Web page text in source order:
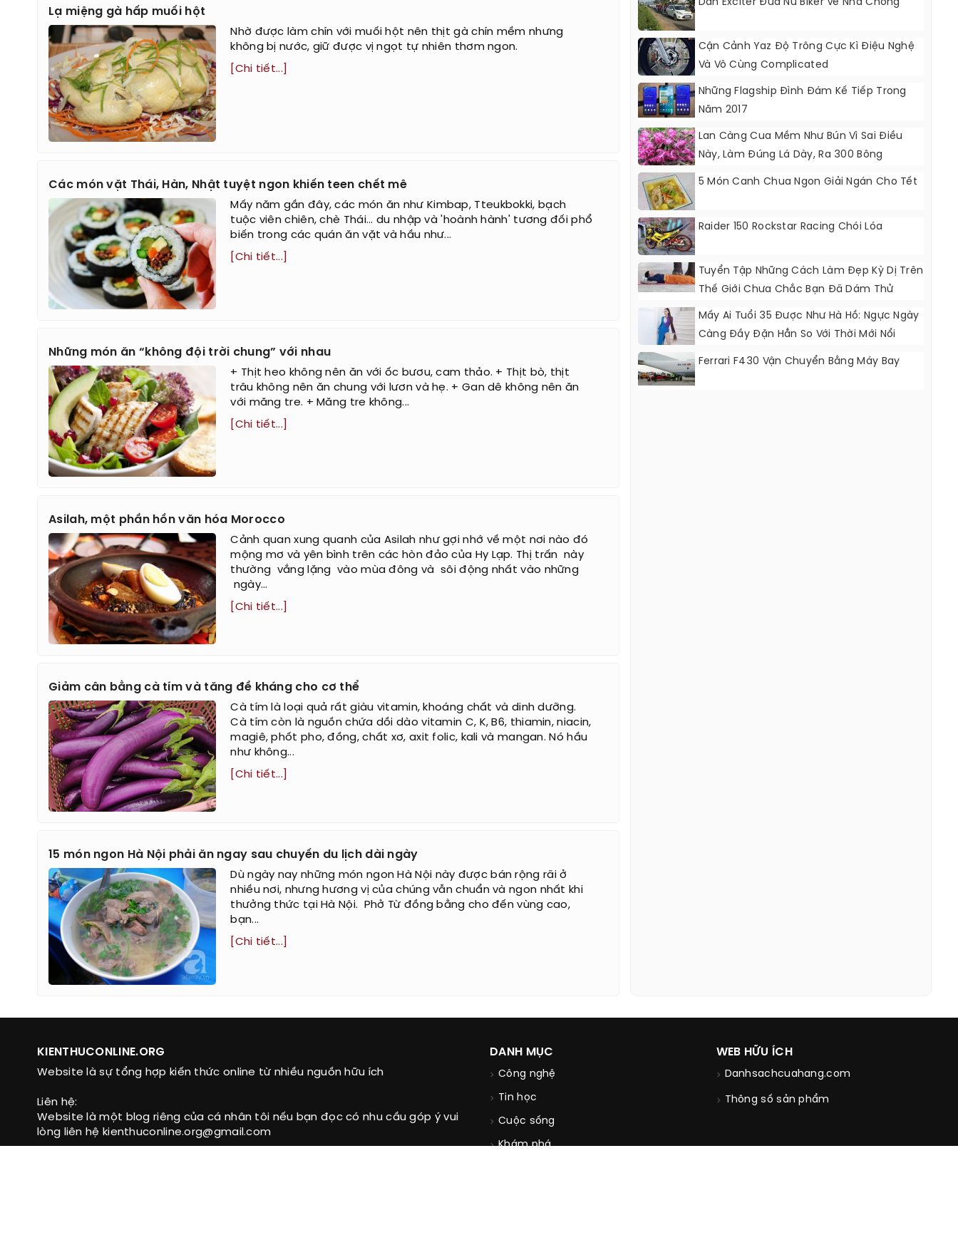
Lạ miệng gà hấp muối hột
Nhờ được làm chín với muối hột nên thịt gà chín mềm nhưng
không bị nước, giữ được vị ngọt tự nhiên thơm ngon.
[Chi tiết...]
Các món vặt Thái, Hàn, Nhật tuyệt ngon khiến teen chết mê
Mấy năm gần đây, các món ăn như Kimbap, Tteukbokki, bạch
tuộc viên chiên, chè Thái... du nhập và 'hoành hành' tương đối phổ
biến trong các quán ăn vặt và hầu như...
[Chi tiết...]
Những món ăn “không đội trời chung” với nhau
+ Thịt heo không nên ăn với ốc bươu, cam thảo. + Thịt bò, thịt
trâu không nên ăn chung với lươn và hẹ. + Gan dê không nên ăn
với măng tre. + Măng tre không...
[Chi tiết...]
Asilah, một phần hồn văn hóa Morocco
Cảnh quan xung quanh của Asilah như gợi nhớ về một nơi nào đó
mộng mơ và yên bình trên các hòn đảo của Hy Lạp. Thị trấn này
thường vắng lặng vào mùa đông và sôi động nhất vào những
ngày...
[Chi tiết...]
Giảm cân bằng cà tím và tăng đề kháng cho cơ thể
Cà tím là loại quả rất giàu vitamin, khoáng chất và dinh dưỡng.
Cà tím còn là nguồn chứa dồi dào vitamin C, K, B6, thiamin, niacin,
magiê, phốt pho, đồng, chất xơ, axit folic, kali và mangan. Nó hầu
như không...
[Chi tiết...]
15 món ngon Hà Nội phải ăn ngay sau chuyến du lịch dài ngày
Dù ngày nay những món ngon Hà Nội này được bán rộng rãi ở
nhiều nơi, nhưng hương vị của chúng vẫn chuẩn và ngon nhất khi
thưởng thức tại Hà Nội. ​ Phở Từ đồng bằng cho đến vùng cao,
bạn...
[Chi tiết...]
Dàn Exciter Đưa Nữ Biker Về Nhà Chồng
Cận Cảnh Yaz Độ Trông Cực Kì Điệu Nghệ
Và Vô Cùng Complicated
Những Flagship Đình Đám Kế Tiếp Trong
Năm 2017
Lan Càng Cua Mềm Như Bún Vì Sai Điều
Này, Làm Đúng Lá Dày, Ra 300 Bông
5 Món Canh Chua Ngon Giải Ngán Cho Tết
Raider 150 Rockstar Racing Chói Lóa
Tuyển Tập Những Cách Làm Đẹp Kỳ Dị Trên
Thế Giới Chưa Chắc Bạn Đã Dám Thử
Mấy Ai Tuổi 35 Được Như Hà Hồ: Ngực Ngày
Càng Đầy Đặn Hẳn So Với Thời Mới Nổi
Ferrari F430 Vận Chuyển Bằng Máy Bay
KIENTHUCONLINE.ORG
Website là sự tổng hợp kiến thức online từ nhiều nguồn hữu ích
Liên hệ:
Website là một blog riêng của cá nhân tôi nếu bạn đọc có nhu cầu góp ý vui
lòng liên hệ kienthuconline.org@gmail.com
DANH MỤC
Công nghệ
Tin học
Cuộc sống
Khám phá
WEB HỮU ÍCH
Danhsachcuahang.com
Thông số sản phẩm